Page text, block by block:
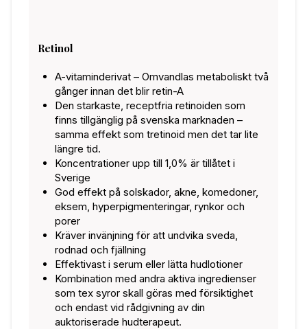
Retinol
A-vitaminderivat – Omvandlas metaboliskt två
gånger innan det blir retin-A
Den starkaste, receptfria retinoiden som
finns tillgänglig på svenska marknaden –
samma effekt som tretinoid men det tar lite
längre tid.
Koncentrationer upp till 1,0% är tillåtet i
Sverige
God effekt på solskador, akne, komedoner,
eksem, hyperpigmenteringar, rynkor och
porer
Kräver invänjning för att undvika sveda,
rodnad och fjällning
Effektivast i serum eller lätta hudlotioner
Kombination med andra aktiva ingredienser
som tex syror skall göras med försiktighet
och endast vid rådgivning av din
auktoriserade hudterapeut.